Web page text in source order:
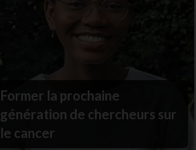
Former la prochaine
génération de chercheurs sur
le cancer